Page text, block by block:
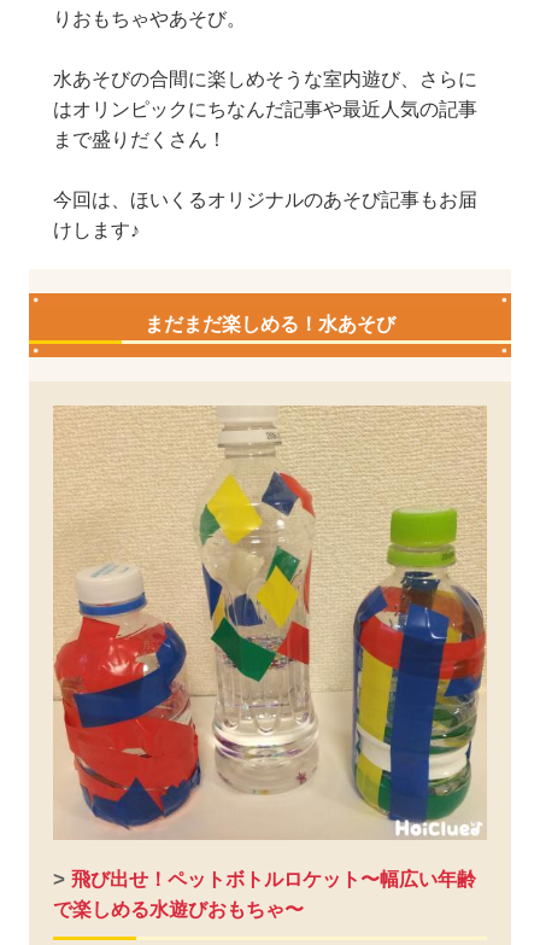
りおもちゃやあそび。
水あそびの合間に楽しめそうな室内遊び、さらに
はオリンピックにちなんだ記事や最近人気の記事
まで盛りだくさん！
今回は、ほいくるオリジナルのあそび記事もお届
けします♪
まだまだ楽しめる！水あそび
> 飛び出せ！ペットボトルロケット〜幅広い年齢
で楽しめる水遊びおもちゃ〜